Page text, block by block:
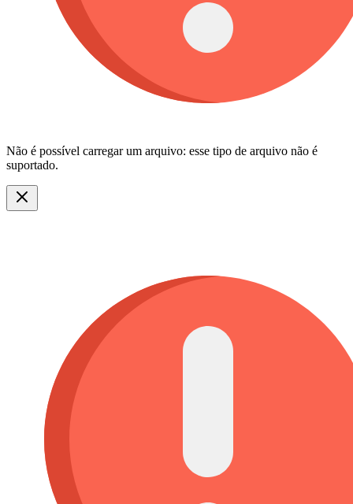
Não é possível carregar um arquivo: esse tipo de arquivo não é
suportado.